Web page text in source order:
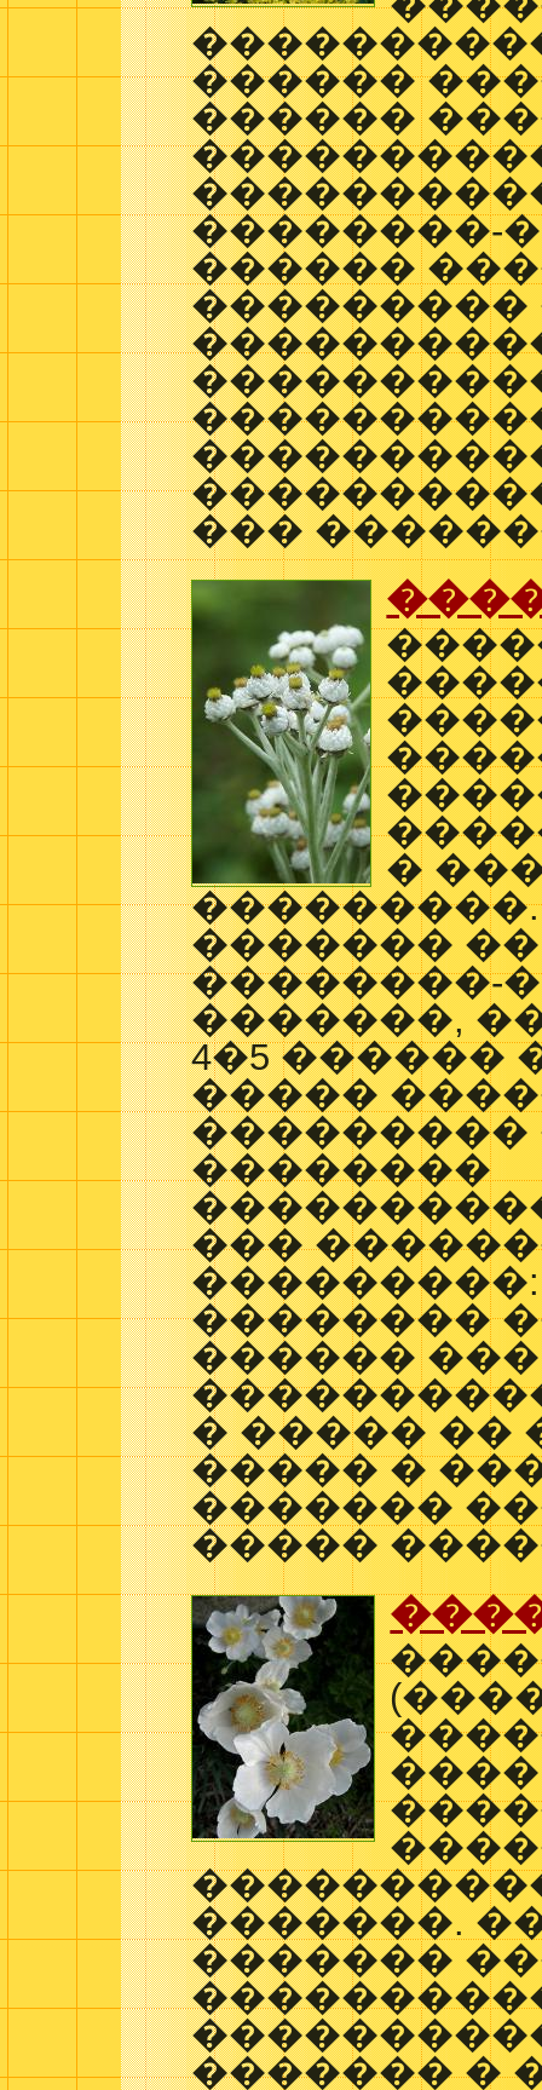
������
������
��������-
������
���������
���
�
�������
��������-
�������,
4�5 ������
�����
���������
��������
���
��������
������ ���
� ����� ��
����� �
�������
�����
�������.
�������
������� �